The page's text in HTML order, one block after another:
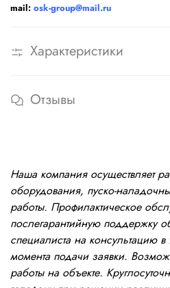
mail: osk-group@mail.ru
Характеристики
Отзывы
Наша компания осуществляет
оборудования, пуско-
работы. Профилактическое
послегарантийную поддержку
специалиста на консультацию
момента подачи заявки.
работы на объекте.